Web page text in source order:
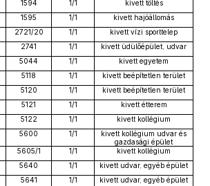
1594 1/1
kivett töltés
1595 1/1
kivett hajóállomás
2721/20 1/1
kivett vízi sporttelep
2741 1/1
kivett üdülőépület, udvar
5044 1/1
kivett egyetem
5118 1/1
kivett beépítetlen terület
5120 1/1
kivett beépítetlen terület
5121 1/1
kivett étterem
5122 1/1
kivett kollégium
5600 1/1
kivett kollégium udvar és
gazdasági épület
5605/1 1/1
kivett kollégium
5640 1/1
kivett udvar, egyéb épület
5641 1/1
kivett udvar, egyéb épület